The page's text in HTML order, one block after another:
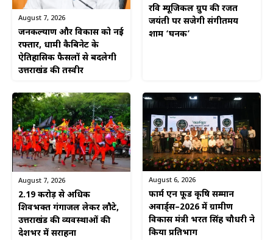
August 7, 2026
जनकल्याण और विकास को नई
रफ्तार, धामी कैबिनेट के
ऐतिहासिक फैसलों से बदलेगी
उत्तराखंड की तस्वीर
रवि म्यूजिकल ग्रुप की रजत
जयंती पर सजेगी संगीतमय
शाम ‘घनक’
August 7, 2026
2.19 करोड़ से अधिक
शिवभक्त गंगाजल लेकर लौटे,
उत्तराखंड की व्यवस्थाओं की
देशभर में सराहना
August 6, 2026
फार्म एन फूड कृषि सम्मान
अवार्ड्स–2026 में ग्रामीण
विकास मंत्री भरत सिंह चौधरी ने
किया प्रतिभाग